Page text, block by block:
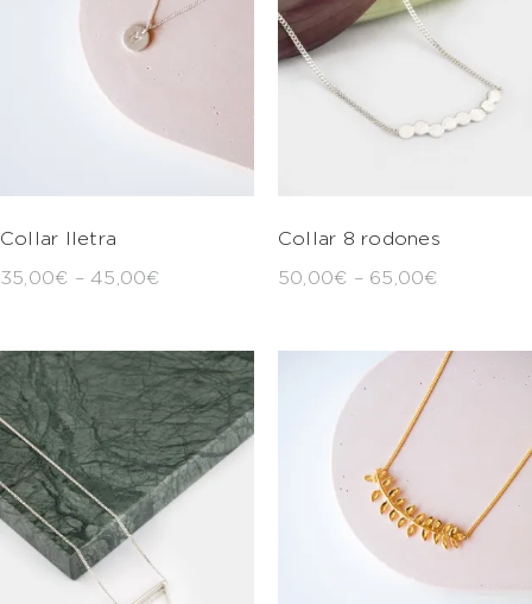
Collar lletra
35,00€ – 45,00€
Collar 8 rodones
50,00€ – 65,00€